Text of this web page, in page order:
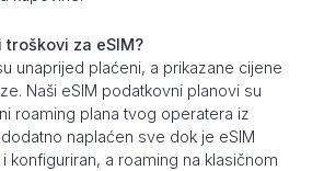
za eSIM?
unaprijed plaćeni, a prikazane cijene
Naši eSIM podatkovni planovi su
roaming plana tvog operatera iz
naplaćen sve dok je eSIM
konfiguriran, a roaming na klasičnom